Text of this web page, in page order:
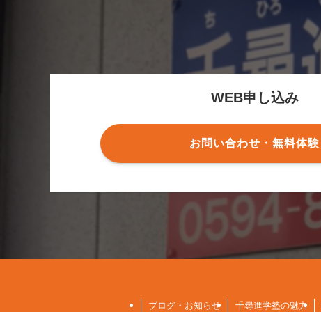
WEB申し込み
お問い合わせ・無料体験
ブログ・お知らせ 千尋進学塾の魅力